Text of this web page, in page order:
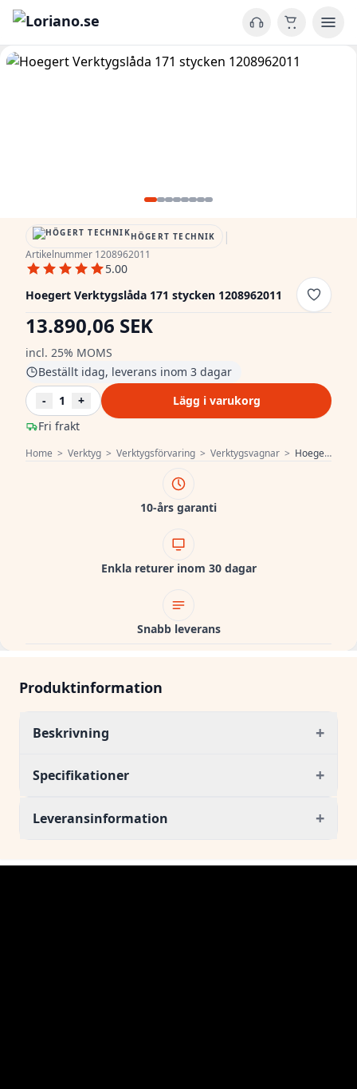
Home > Verktyg > Verktygsförvaring > Verktygsvagnar > Hoegert Verktygslåda 171 stycken 1208962011
HÖGERT TECHNIK |
Artikelnummer 1208962011
5.00
Hoegert Verktygslåda 171 stycken 1208962011
13.890,06 SEK
incl. 25% MOMS
Fri frakt
Beställt idag, leverans inom 3 dagar
-
1 + Lägg i varukorg
10-års garanti
Enkla returer inom 30 dagar
Snabb leverans
Produktinformation
Beskrivning +
Specifikationer +
Leveransinformation +